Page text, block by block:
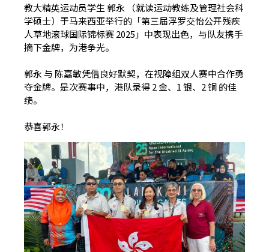
教大精英运动员学生 郭永 （就读运动教练及管理社会科
学硕士）于马来西亚举行的「第三届浮罗交怡公开残疾
人草地滚球国际锦标赛 2025」中表现出色，与队友携手
摘下金牌，为港争光。
郭永 与 陈嘉敏凭借良好默契，在视障组双人赛中合作勇
夺金牌。是次赛事中，港队录得 2 金、1 银、2 铜 的佳
绩。
恭喜郭永！